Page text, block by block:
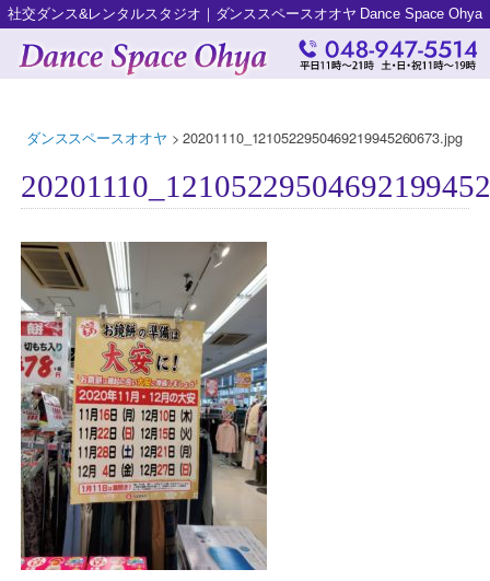
社交ダンス&レンタルスタジオ｜ダンススペースオオヤ Dance Space Ohya
ダンススペースオオヤ >20201110_1210522950469219945260673.jpg